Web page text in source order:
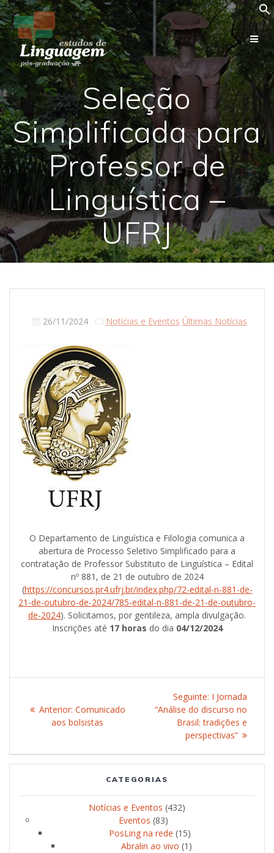
Skip
content
Seleção
Simplificada para
Professor de
Linguística –
UFRJ
26/11/2024 Notícias e Eventos Últimas Notícias
O Departamento de Linguística e Filologia comunica a
abertura de Processo Seletivo Simplificado para a
contratação de Professor Substituto de Linguística – Edital
nº 881, de 21 de outubro de 2024
(https://concursos.pr4.ufrj.br/index.php/72-edital-n-881-de-
21-de-outubro-de-2024/785-edital-n-881-de-21-de-outubro-
de-2024). Solicitamos, por gentileza, ampla divulgação.
Inscrições até 17 horas do dia 04/12/2024
de Anterior: Post
anterior:
Comunicado
aos bolsistas
Seguinte: Post
seguinte:
I Jornada
“Análise do discurso no
Brasil: tradições e
perspectivas”
CATEGORIAS
Notícias e Eventos (432)
Eventos (83)
PosLing na rede (15)
Abralin ao vivo (1)